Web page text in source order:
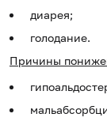
диарея;
голодание.
Причины